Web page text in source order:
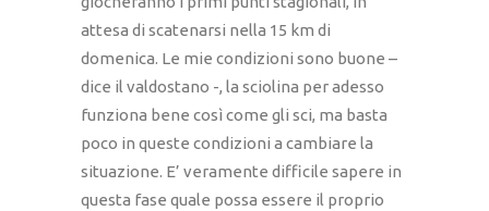
attesa di scatenarsi nella 15 km di
domenica. Le mie condizioni sono buone –
dice il valdostano -, la sciolina per adesso
funziona bene così come gli sci, ma basta
poco in queste condizioni a cambiare la
situazione. E’ veramente difficile sapere in
questa fase quale possa essere il proprio